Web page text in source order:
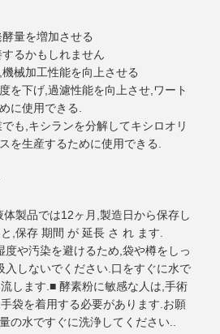
量を増加させる
るかもしれません
械加工性能を向上させる
を下げ,過濾性能を向上させ,ワート
に使用できる.
も,キシランを分解してキシロオリ
を生産するために使用できる.
製品では12ヶ月,製造日から保存し
,保存 期間 が 延長 さ れ ます.
度や汚染を避けるため,袋や樽をしっ
入しないでください.口をすぐに水で
します.■ 酵素粉に敏感な人は,手術
袋を着用する必要があります.お願
の水ですぐに洗浄してください..